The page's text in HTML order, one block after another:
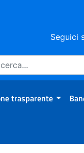
Seguici
trasparente